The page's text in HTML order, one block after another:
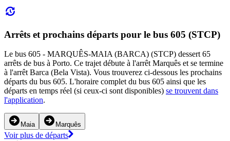
Arrêts et prochains départs pour le bus 605 (STCP)
Le bus 605 - MARQUÊS-MAIA (BARCA) (STCP) dessert 65
arrêts de bus à Porto. Ce trajet débute à l'arrêt Marquês et se termine
à l'arrêt Barca (Bela Vista). Vous trouverez ci-dessous les prochains
départs du bus 605. L'horaire complet du bus 605 ainsi que les
départs en temps réel (si ceux-ci sont disponibles) se trouvent dans
l'application.
Maia Marquês
Voir plus de départs